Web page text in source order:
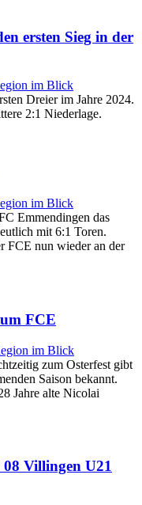
ersten Sieg in der
im Blick
Dreier im Jahre 2024.
2:1 Niederlage.
im Blick
Emmendingen das
mit 6:1 Toren.
FCE nun wieder an der
FCE
im Blick
zum Osterfest gibt
Saison bekannt.
Jahre alte Nicolai
Villingen U21